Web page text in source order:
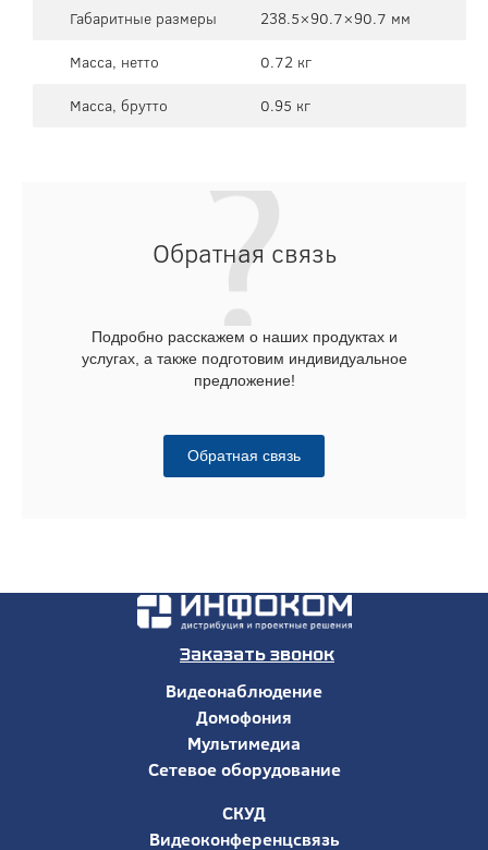
Габаритные размеры
238.5×90.7×90.7 мм
Масса, нетто
0.72 кг
Масса, брутто
0.95 кг
Обратная связь
Подробно расскажем о наших продуктах и
услугах, а также подготовим индивидуальное
предложение!
Обратная связь
Заказать звонок
Видеонаблюдение
Домофония
Мультимедиа
Сетевое оборудование
СКУД
Видеоконференцсвязь